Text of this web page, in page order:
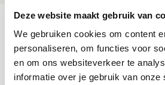
Deze website maakt gebruik van
We gebruiken cookies om content
personaliseren, om functies voor
en om ons websiteverkeer te
informatie over je gebruik van onze
Brandt heeft veel
dat steeds beter wordt
09 AUGUSTUS 2026 - 18:14
NIEUWS